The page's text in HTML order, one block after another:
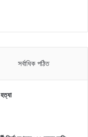
সর্বাধিক পঠিত